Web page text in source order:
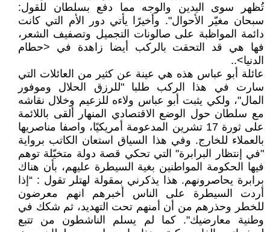
تُظهر سوى اليدين والوجه مما دفع بسلطان للقول:
سبحان مغيّر الأحوال". وأخيرًا يأتي دور الأم التي كانت
دائمة المواظبة على صالونات التجميل وتصفيف الشعر،
فها هي قد التحقت بالركب أيضا زاهدة في <حطام
الدنيا>..
عائلة أبو عباس هذه هي عينة عن كثير من العائلات التي
سارت في هذا الركب طلبا "للرزق الحلال وموفور
المال"، ولكي يثبت أبو عباس ولاءه للزعيم وخلال نقاشه
مع سلطان حول الوضع الاقتصادي المنهار ألقى باللائمة
على ثورة 17 تشرين المدعومة أمريكيًا، واصفا مناصريها
بالعملاء للخارج. وفي هذا السياق استعان الكاتب برواية
"في إنتظار البرابرة" التي تحكي قصة دولة متخيّلة توهم
فيها الحكومة المواطنين بغية السيطرة عليهم، بأن هناك
برابرة يحاصرونهم. هذا يذكرني بمقولة لهتلر تقول : “إذا
أردت السيطرة على الناس أخبرهم انهم معرضون
للخطر وحذرهم من أن أمنهم تحت التهديد، ثم شكك في
وطنية معارضيك". كما لم يسلم الناشطون من تتبع